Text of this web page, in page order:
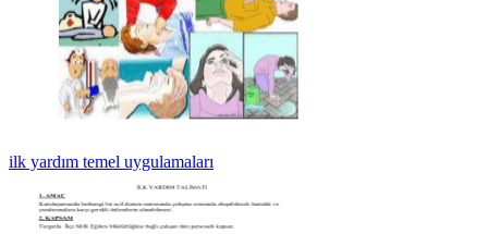
ilk yardım temel uygulamaları